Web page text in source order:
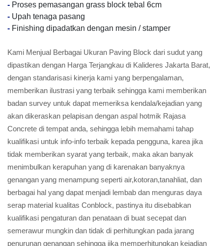
- Proses pemasangan grass block tebal 6cm
- Upah tenaga pasang
- Finishing dipadatkan dengan mesin / stamper
Kami Menjual Berbagai Ukuran Paving Block dari sudut yang
dipastikan dengan Harga Terjangkau di Kalideres Jakarta Barat,
dengan standarisasi kinerja kami yang berpengalaman,
memberikan ilustrasi yang terbaik sehingga kami memberikan
badan survey untuk dapat memeriksa kendala/kejadian yang
akan dikeraskan pelapisan dengan aspal hotmik Rajasa
Concrete di tempat anda, sehingga lebih memahami tahap
kualifikasi untuk info-info terbaik kepada pengguna, karea jika
tidak memberikan syarat yang terbaik, maka akan banyak
menimbulkan kerapuhan yang di karenakan banyaknya
genangan yang menampung seperti air,kotoran,tanahliat, dan
berbagai hal yang dapat menjadi lembab dan menguras daya
serap material kualitas Conblock, pastinya itu disebabkan
kualifikasi pengaturan dan penataan di buat secepat dan
semerawur mungkin dan tidak di perhitungkan pada jarang
penurunan genangan sehingga jika memperhitungkan kejadian